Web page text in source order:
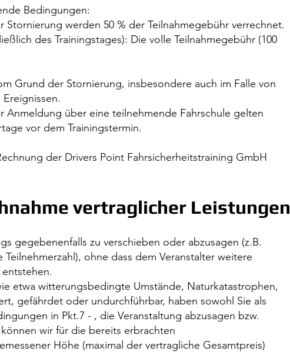
Bedingungen:
werden 50 % der Teilnahmegebühr verrechnet.
des Trainingstages): Die volle Teilnahmegebühr (100
Grund der Stornierung, insbesondere auch im Falle von
über eine teilnehmende Fahrschule gelten
vor dem Trainingstermin.
der Drivers Point Fahrsicherheitstraining GmbH
vertraglicher Leistungen
gegebenenfalls zu verschieben oder abzusagen (z.B.
ohne dass dem Veranstalter weitere
etwa witterungsbedingte Umstände, Naturkatastrophen,
gefährdet oder undurchführbar, haben sowohl Sie als
in Pkt.7 - , die Veranstaltung abzusagen bzw.
wir für die bereits erbrachten
Höhe (maximal der vertragliche Gesamtpreis)